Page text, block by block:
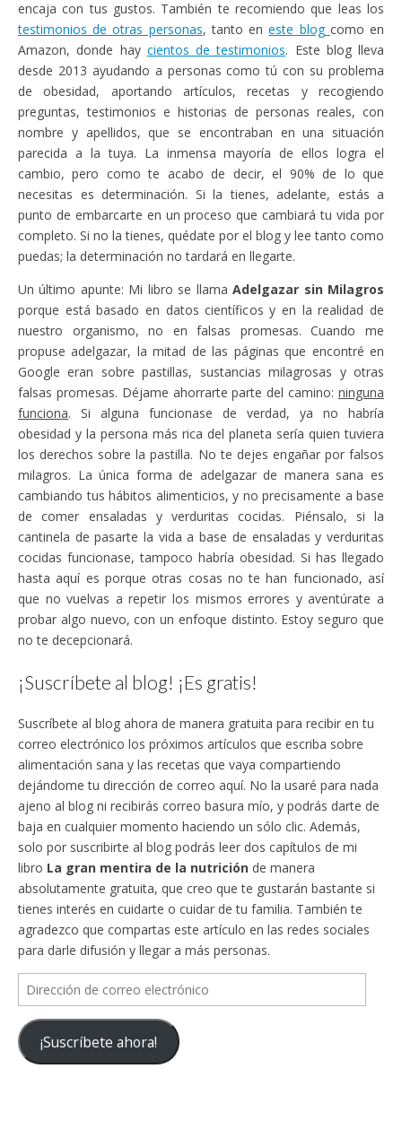
encaja con tus gustos. También te recomiendo que leas los
testimonios de otras personas, tanto eneste blog como en
Amazon, donde hay cientos de testimonios. Este blog lleva
desde 2013 ayudando a personas como tú con su problema
de obesidad, aportando artículos, recetas y recogiendo
preguntas, testimonios e historias de personas reales, con
nombre y apellidos, que se encontraban en una situación
parecida a la tuya. La inmensa mayoría de ellos logra el
cambio, pero como te acabo de decir, el 90% de lo que
necesitas es determinación. Si la tienes, adelante, estás a
punto de embarcarte en un proceso que cambiará tu vida por
completo. Si no la tienes, quédate por el blog y lee tanto como
puedas; la determinación no tardará en llegarte.
Un último apunte: Mi libro se llamaAdelgazar sin Milagros
porque está basado en datos científicos y en la realidad de
nuestro organismo, no en falsas promesas. Cuando me
propuse adelgazar, la mitad de las páginas que encontré en
Google eran sobre pastillas, sustancias milagrosas y otras
falsas promesas. Déjame ahorrarte parte del camino: ninguna
funciona. Si alguna funcionase de verdad, ya no habría
obesidad y la persona más rica del planeta sería quien tuviera
los derechos sobre la pastilla. No te dejes engañar por falsos
milagros. La única forma de adelgazar de manera sana es
cambiando tus hábitos alimenticios, y no precisamente a base
de comer ensaladas y verduritas cocidas. Piénsalo, si la
cantinela de pasarte la vida a base de ensaladas y verduritas
cocidas funcionase, tampoco habría obesidad. Si has llegado
hasta aquí es porque otras cosas no te han funcionado, así
que no vuelvas a repetir los mismos errores y aventúrate a
probar algo nuevo, con un enfoque distinto. Estoy seguro que
no te decepcionará.
¡Suscríbete al blog! ¡Es gratis!
Suscríbete al blog ahora de manera gratuita para recibir en tu
correo electrónico los próximos artículos que escriba sobre
alimentación sana y las recetas que vaya compartiendo
dejándome tu dirección de correo aquí. No la usaré para nada
ajeno al blog ni recibirás correo basura mío, y podrás darte de
baja en cualquier momento haciendo un sólo clic. Además,
solo por suscribirte al blog podrás leer dos capítulos de mi
libro La gran mentira de la nutrición de manera
absolutamente gratuita, que creo que te gustarán bastante si
tienes interés en cuidarte o cuidar de tu familia. También te
agradezco que compartas este artículo en las redes sociales
para darle difusión y llegar a más personas.
Dirección
de
correo
electrónico
¡Suscríbete ahora!